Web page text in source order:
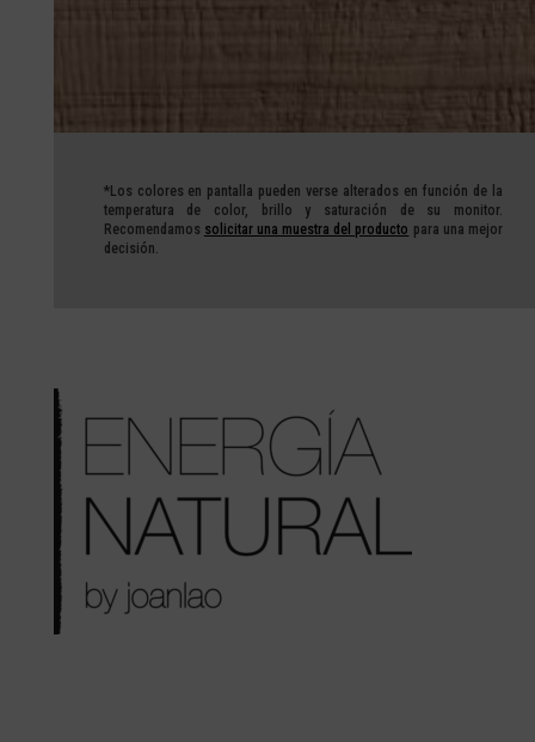
*Los colores en pantalla pueden verse alterados en función de la
temperatura de color, brillo y saturación de su monitor.
Recomendamos solicitar una muestra del producto para una mejor
decisión.